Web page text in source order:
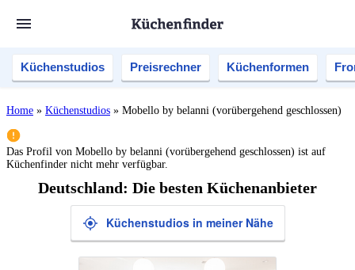
Küchenstudios Preisrechner Küchenformen
Home » Küchenstudios » Mobello by belanni (vorübergehend geschlossen)
Das Profil von Mobello by belanni (vorübergehend geschlossen) ist auf
Küchenfinder nicht mehr verfügbar.
Deutschland: Die besten Küchenanbieter
Küchenstudios in meiner Nähe